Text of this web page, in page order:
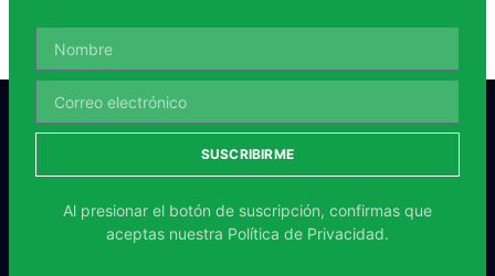
SUSCRIBIRME
Al presionar el botón de suscripción, confirmas que
aceptas nuestra Política de Privacidad.